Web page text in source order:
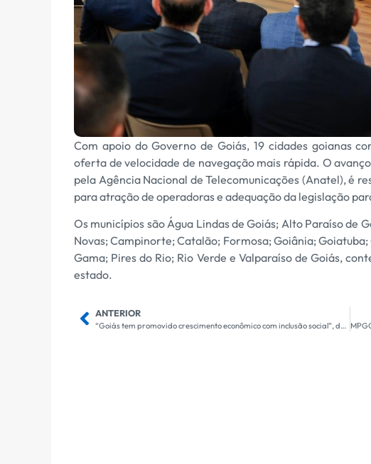
Com apoio do Governo de Goiás, 19 cidades goianas
oferta de velocidade de navegação mais rápida. O
pela Agência Nacional de Telecomunicações (Anatel), é
para atração de operadoras e adequação da legislação
Os municípios são Água Lindas de Goiás; Alto Paraíso de
Novas; Campinorte; Catalão; Formosa; Goiânia;
Gama; Pires do Rio; Rio Verde e Valparaíso de Goiás,
estado.
ANTERIOR
“Goiás tem promovido crescimento econômico com inclusão social”, destaca Caiado em Ceres